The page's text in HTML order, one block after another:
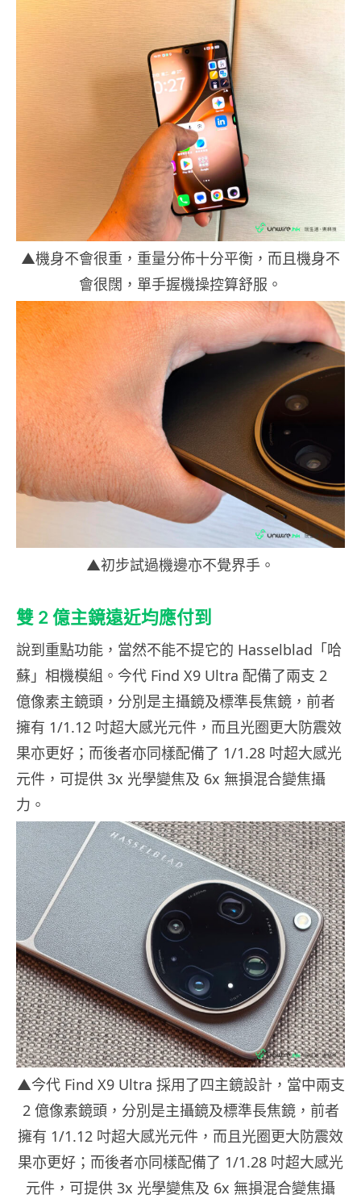
▲機身不會很重，重量分佈十分平衡，而且機身不
會很闊，單手握機操控算舒服。
▲初步試過機邊亦不覺界手。
雙 2 億主鏡遠近均應付到
說到重點功能，當然不能不提它的 Hasselblad「哈
蘇」相機模組。今代 Find X9 Ultra 配備了兩支 2
億像素主鏡頭，分別是主攝鏡及標準長焦鏡，前者
擁有 1/1.12 吋超大感光元件，而且光圈更大防震效
果亦更好；而後者亦同樣配備了 1/1.28 吋超大感光
元件，可提供 3x 光學變焦及 6x 無損混合變焦攝
力。
▲今代 Find X9 Ultra 採用了四主鏡設計，當中兩支
2 億像素鏡頭，分別是主攝鏡及標準長焦鏡，前者
擁有 1/1.12 吋超大感光元件，而且光圈更大防震效
果亦更好；而後者亦同樣配備了 1/1.28 吋超大感光
元件，可提供 3x 光學變焦及 6x 無損混合變焦攝